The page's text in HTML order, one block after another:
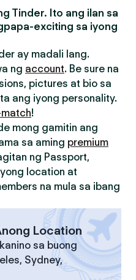
Tinder. Ito ang ilan sa
exciting sa iyong
ay madali lang.
ng account. Be sure na
pictures at bio sa
ang iyong personality.
!
mong gamitin ang
sa aming premium
ng Passport,
location at
na mula sa ibang
Location
sa buong
Sydney,